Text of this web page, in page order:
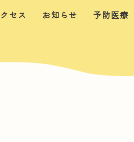
セス お知らせ 予防医療